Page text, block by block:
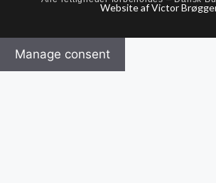
Website af Victor
Manage consent